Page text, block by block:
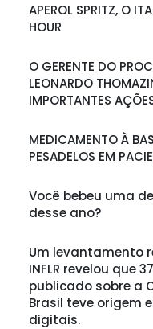
APEROL SPRITZ, O
HOUR
O GERENTE DO
LEONARDO
IMPORTANTES
MEDICAMENTO À
PESADELOS EM
Você bebeu uma
desse ano?
Um levantamento
INFLR revelou que
publicado sobre a
Brasil teve origem
digitais.